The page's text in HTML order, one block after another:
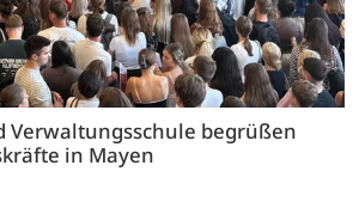
Verwaltungsschule begrüßen
in Mayen